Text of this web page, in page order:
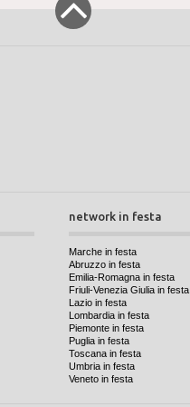
network in festa
Marche in festa
Abruzzo in festa
Emilia-Romagna in festa
Friuli-Venezia Giulia in festa
Lazio in festa
Lombardia in festa
Piemonte in festa
Puglia in festa
Toscana in festa
Umbria in festa
Veneto in festa